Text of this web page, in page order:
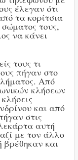
έλεγαν ότι
τα κορίτσια
τους,
να κάνει
τους τι
πήγαν στο
Από
κλήσεων
και από
στις
αυτή
με τον άλλο
και